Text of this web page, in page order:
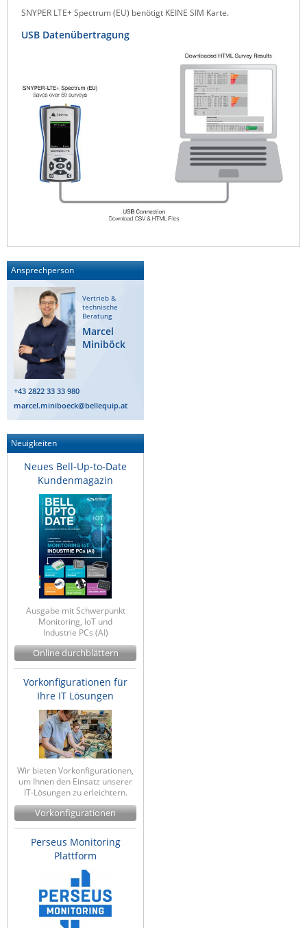
SNYPER LTE+ Spectrum (EU) benötigt KEINE SIM Karte.
USB Datenübertragung
Ansprechperson
Vertrieb &
technische
Beratung
Marcel
Miniböck
+43 2822 33 33 980
marcel.miniboeck@bellequip.at
Neuigkeiten
Neues Bell-Up-to-Date
Kundenmagazin
Ausgabe mit Schwerpunkt
Monitoring, IoT und
Industrie PCs (AI)
Online durchblättern
Vorkonfigurationen für
Ihre IT Lösungen
Wir bieten Vorkonfigurationen,
um Ihnen den Einsatz unserer
IT-Lösungen zu erleichtern.
Vorkonfigurationen
Perseus Monitoring
Plattform